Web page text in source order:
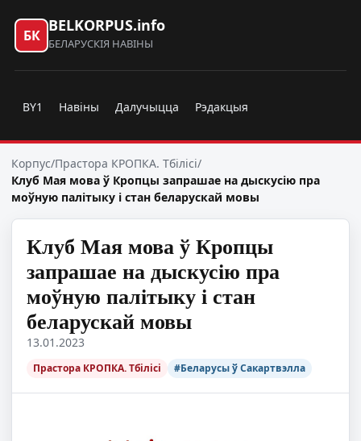
БК
BELKORPUS.info
БЕЛАРУСКІЯ НАВІНЫ
BY1 Навіны Далучыцца Рэдакцыя
Корпус/Прастора КРОПКА. Тбілісі/
Клуб Мая мова ў Кропцы запрашае на дыскусію пра
моўную палітыку і стан беларускай мовы
Клуб Мая мова ў Кропцы
запрашае на дыскусію пра
моўную палітыку і стан
беларускай мовы
13.01.2023
Прастора КРОПКА. Тбілісі #Беларусы ў Сакартвэлла